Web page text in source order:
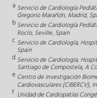
a Servicio de Cardiología
Gregorio Marañón, Madrid,
bServicio de Cardiología
Rocío, Seville, Spain
c Servicio de Cardiología,
Spain
d Servicio de Cardiología,
Santiago de Compostela, A
e Centro de Investigación
Cardiovasculares
f Unidad de Cardiopatías